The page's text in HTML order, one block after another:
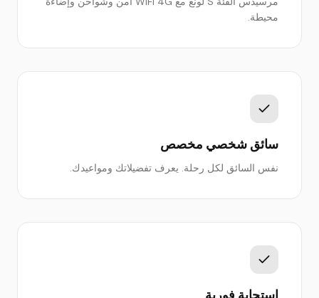
محيطة.
سائق شخصي مخصص
نفس السائق لكل رحلة. يعرف تفضيلاتك ومواعيدك.